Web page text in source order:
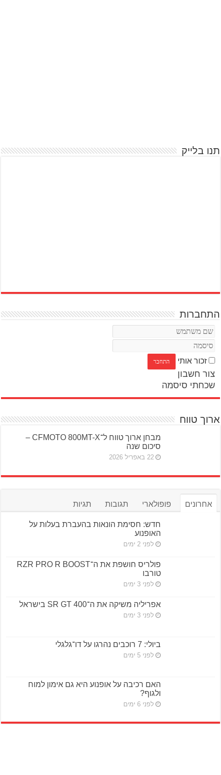
תנו בלייק
התחברות
זכור אותי
צור חשבון
שכחתי סיסמה
ארוך טווח
מבחן ארוך טווח ל־CFMOTO 800MT-X –
סיכום שנה
22 באפריל 2026
אחרונים פופולארי תגובות תגיות
חדש: חסימת הונאות בהעברת בעלות על
האופנוע
לפני 2 ימים
פולריס חושפת את ה־RZR PRO R BOOST
טורבו
לפני 3 ימים
אפריליה משיקה את ה־SR GT 400 בישראל
לפני 3 ימים
ביולי: 7 רוכבים נהרגו על דו־גלגלי
לפני 5 ימים
האם רכיבה על אופנוע היא גם אימון למוח
ולגוף?
לפני 6 ימים